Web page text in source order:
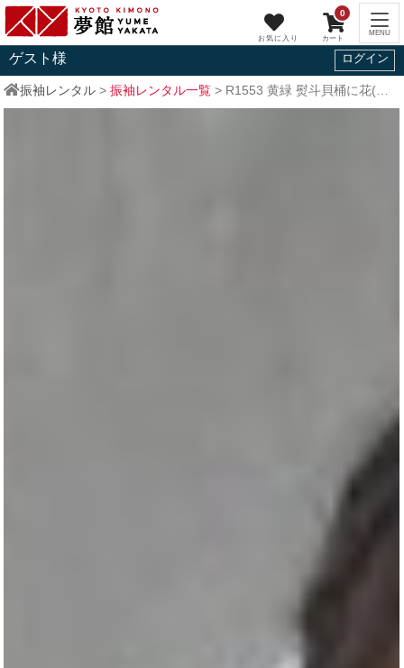
ゲスト 様 ログイン
0
振袖レンタル>振袖レンタル一覧 > R1553 黄緑 熨斗貝桶に花(絹)